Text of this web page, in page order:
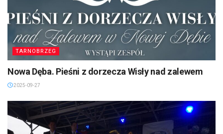
TARNOBRZEG
Nowa Dęba. Pieśni z dorzecza Wisły nad zalewem
2025-09-27